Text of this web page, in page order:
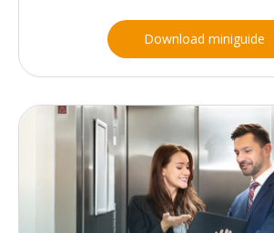
Download miniguide